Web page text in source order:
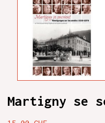
Martigny se